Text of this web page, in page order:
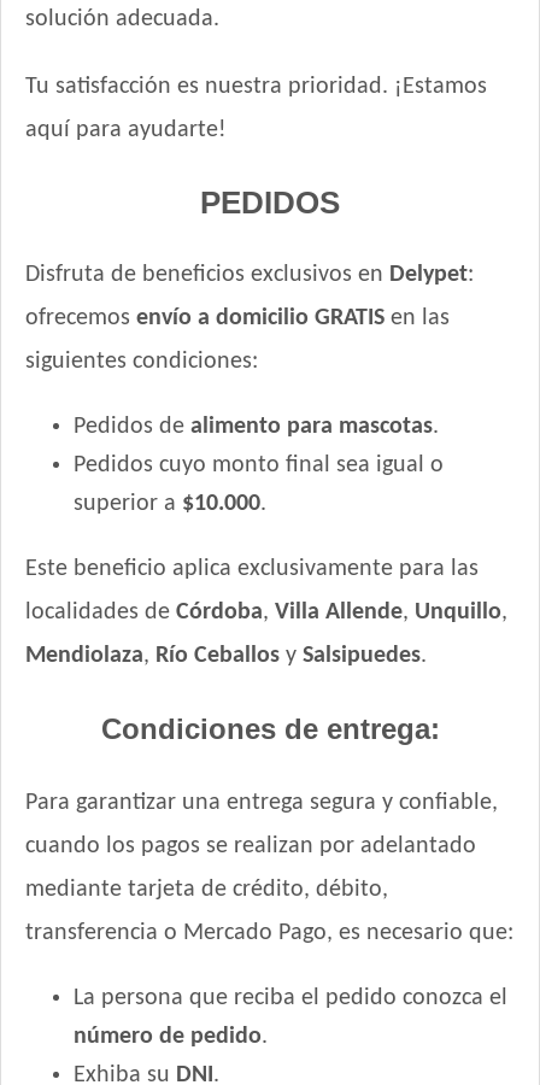
solución adecuada.
Tu satisfacción es nuestra prioridad. ¡Estamos
aquí para ayudarte!
PEDIDOS
Disfruta de beneficios exclusivos en Delypet:
ofrecemos envío a domicilio GRATIS en las
siguientes condiciones:
Pedidos de alimento para mascotas.
Pedidos cuyo monto final sea igual o
superior a $10.000.
Este beneficio aplica exclusivamente para las
localidades de Córdoba, Villa Allende, Unquillo,
Mendiolaza, Río Ceballos y Salsipuedes.
Condiciones de entrega:
Para garantizar una entrega segura y confiable,
cuando los pagos se realizan por adelantado
mediante tarjeta de crédito, débito,
transferencia o Mercado Pago, es necesario que:
La persona que reciba el pedido conozca el
número de pedido.
Exhiba su DNI.